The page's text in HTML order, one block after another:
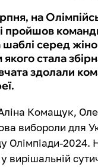
на
пройшов
шаблі серед
стала
здолали
Комащук,
вибороли для
Олімпіади-2024.
вирішальній